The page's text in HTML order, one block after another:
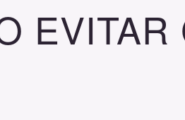
EVITAR